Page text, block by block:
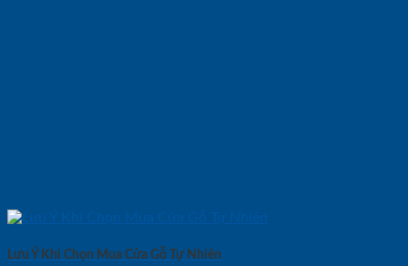
Lưu Ý Khi Chọn Mua Cửa Gỗ Tự Nhiên